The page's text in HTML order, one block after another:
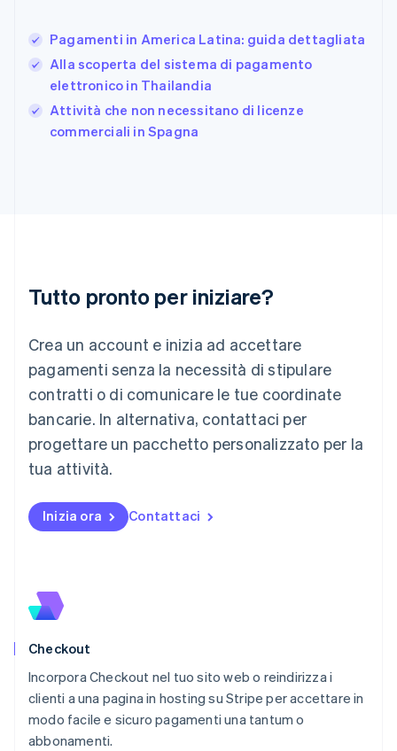
Pagamenti in America Latina: guida dettagliata
Alla scoperta del sistema di pagamento
elettronico in Thailandia
Attività che non necessitano di licenze
commerciali in Spagna
Tutto pronto per iniziare?
Crea un account e inizia ad accettare
pagamenti senza la necessità di stipulare
contratti o di comunicare le tue coordinate
bancarie. In alternativa, contattaci per
progettare un pacchetto personalizzato per la
tua attività.
Inizia ora Contattaci
Checkout
Incorpora Checkout nel tuo sito web o reindirizza i
clienti a una pagina in hosting su Stripe per accettare in
modo facile e sicuro pagamenti una tantum o
abbonamenti.
Giappone
日本語
Gibilterra
English
Grecia
English
Liechtenstein
DeutschEnglish
English
Lussemburgo
Malaysia
English简体中文
Malta
English
Messico
Norvegia
English
Nederlands
Polonia
Portogallo
RAS di Hong Kong, Cina
English简体中文
Regno Unito
English